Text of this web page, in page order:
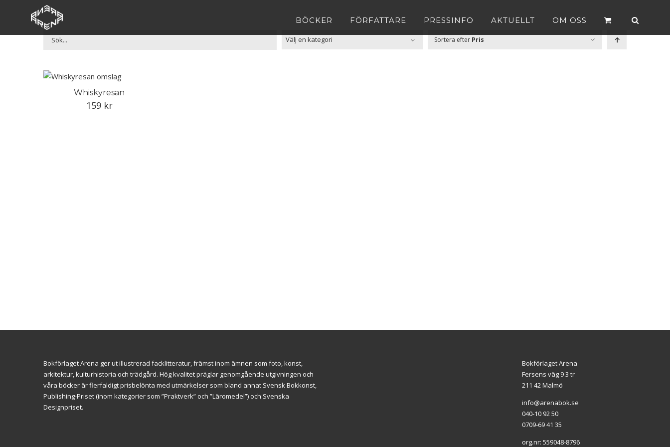
BÖCKER FÖRFATTARE PRESSINFO AKTUELLT OM OSS
Välj en kategori Sortera efter Pris
Whiskyresan
159 kr
Bokförlaget Arena ger ut illustrerad facklitteratur, främst inom ämnen som foto, konst,
arkitektur, kulturhistoria och trädgård. Hög kvalitet präglar genomgående utgivningen och
våra böcker är flerfaldigt prisbelönta med utmärkelser som bland annat Svensk Bokkonst,
Publishing-Priset (inom kategorier som ”Praktverk” och ”Läromedel”) och Svenska
Designpriset.
Bokförlaget Arena
Fersens väg 9 3 tr
211 42 Malmö
info@arenabok.se
040-10 92 50
0709-69 41 35
org.nr: 559048-8796